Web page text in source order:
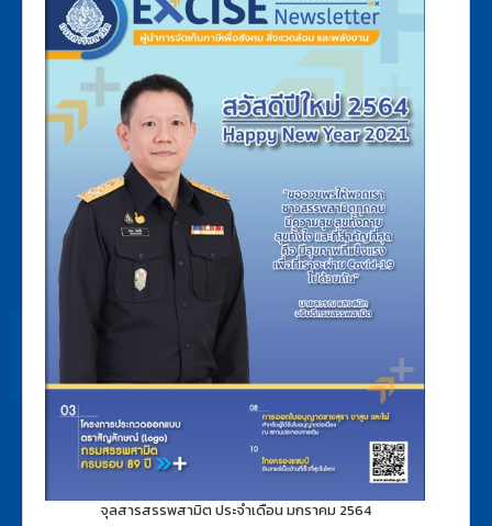
จุลสารสรรพสามิต ประจำเดือน มกราคม 2564